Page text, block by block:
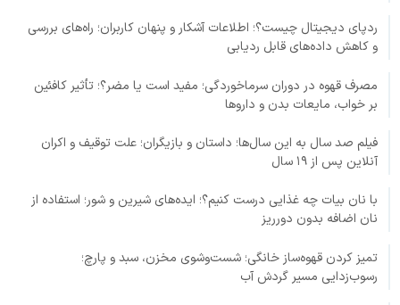
ردپای دیجیتال چیست؟؛ اطلاعات آشکار و پنهان کاربران؛ راه‌های بررسی
و کاهش داده‌های قابل ردیابی
مصرف قهوه در دوران سرماخوردگی؛ مفید است یا مضر؟؛ تأثیر کافئین
بر خواب، مایعات بدن و داروها
فیلم صد سال به این سال‌ها؛ داستان و بازیگران؛ علت توقیف و اکران
آنلاین پس از ۱۹ سال
با نان بیات چه غذایی درست کنیم؟؛ ایده‌های شیرین و شور؛ استفاده از
نان اضافه بدون دورریز
تمیز کردن قهوه‌ساز خانگی؛ شست‌وشوی مخزن، سبد و پارچ؛
رسوب‌زدایی مسیر گردش آب